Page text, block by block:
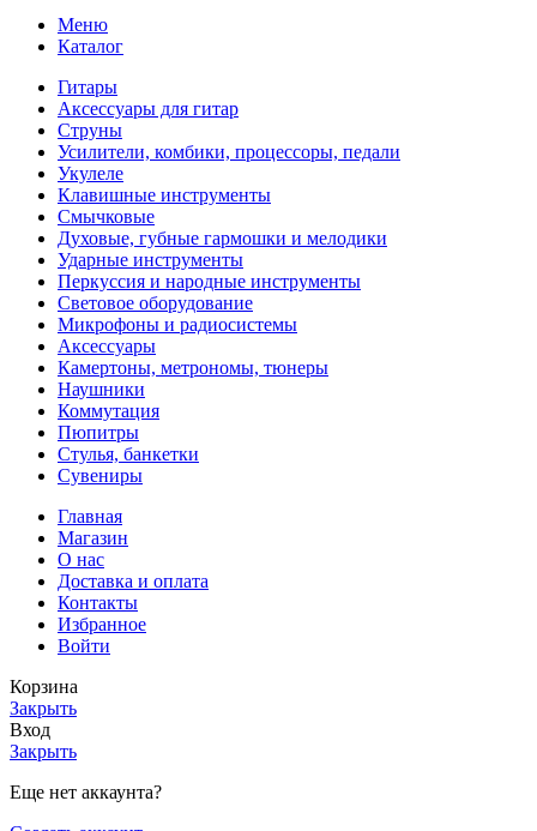
Меню
Каталог
Гитары
Аксессуары для гитар
Струны
Усилители, комбики, процессоры, педали
Укулеле
Клавишные инструменты
Смычковые
Духовые, губные гармошки и мелодики
Ударные инструменты
Перкуссия и народные инструменты
Световое оборудование
Микрофоны и радиосистемы
Аксессуары
Камертоны, метрономы, тюнеры
Наушники
Коммутация
Пюпитры
Стулья, банкетки
Сувениры
Главная
Магазин
О нас
Доставка и оплата
Контакты
Избранное
Войти
Корзина
Закрыть
Вход
Закрыть
Еще нет аккаунта?